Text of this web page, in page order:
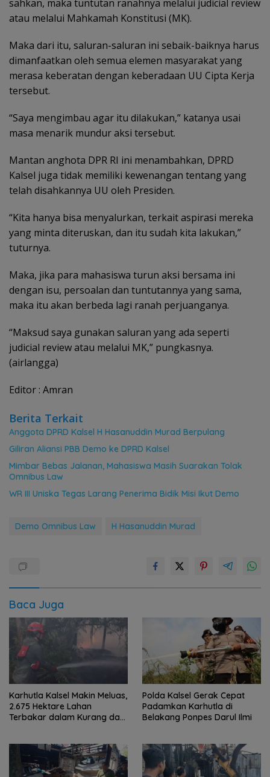
sahkan, maka tuntutan ranahnya melalui judicial review
atau melalui Mahkamah Konstitusi (MK).
Maka dari itu, saluran-saluran ini sebaik-baiknya harus
dimanfaatkan oleh semua elemen masyarakat yang
merasa keberatan dengan keberadaan UU Cipta Kerja
tersebut.
“Saya mengimbau agar itu dilakukan,” katanya usai
masa menarik mundur aksi tersebut.
Mantan anghota DPR RI ini menambahkan, DPRD
Kalsel juga tidak memiliki kewenangan tentang yang
telah disahkannya UU oleh Presiden.
“Kita hanya bisa menyalurkan, terkait aspirasi mereka
yang minta diteruskan, dan itu sudah kita lakukan,”
tuturnya.
Maka, jika para mahasiswa turun aksi bersama ini
dengan isu, persoalan dan tuntutannya yang sama,
maka itu akan berbeda lagi ranah perjuanganya.
“Maksud saya gunakan saluran yang ada seperti
judicial review atau melalui MK,” pungkasnya.
(airlangga)
Editor : Amran
Berita Terkait
Anggota DPRD Kalsel H Hasanuddin Murad Berpulang
Giliran Aliansi PBB Demo ke DPRD Kalsel
Mimbar Bebas Jalanan, Mahasiswa Masih Suarakan Tolak
Omnibus Law
WR III Uniska Tegas Larang Penerima Bidik Misi Ikut Demo
Demo Omnibus Law H Hasanuddin Murad
Baca Juga
Karhutla Kalsel Makin Meluas,
2.675 Hektare Lahan
Terbakar dalam Kurang dari
Polda Kalsel Gerak Cepat
Padamkan Karhutla di
Belakang Ponpes Darul Ilmi